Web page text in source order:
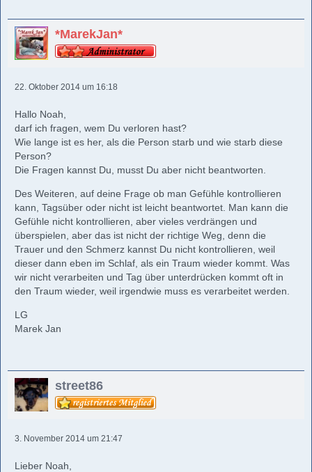
*MarekJan*
22. Oktober 2014 um 16:18
Hallo Noah,
darf ich fragen, wem Du verloren hast?
Wie lange ist es her, als die Person starb und wie starb diese
Person?
Die Fragen kannst Du, musst Du aber nicht beantworten.
Des Weiteren, auf deine Frage ob man Gefühle kontrollieren
kann, Tagsüber oder nicht ist leicht beantwortet. Man kann die
Gefühle nicht kontrollieren, aber vieles verdrängen und
überspielen, aber das ist nicht der richtige Weg, denn die
Trauer und den Schmerz kannst Du nicht kontrollieren, weil
dieser dann eben im Schlaf, als ein Traum wieder kommt. Was
wir nicht verarbeiten und Tag über unterdrücken kommt oft in
den Traum wieder, weil irgendwie muss es verarbeitet werden.
LG
Marek Jan
street86
3. November 2014 um 21:47
Lieber Noah,